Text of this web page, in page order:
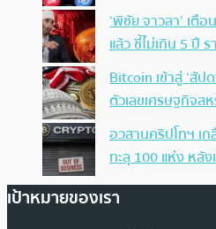
‘พิชัย จาวลา’ เตื
แล้ว ชี้ไม่เกิน 5 ปี
Bitcoin เข้าสู่ ‘สัป
ตัวเลขเศรษฐกิจส
อวสานคริปโทฯ เ
ทะลุ 100 แห่ง หลั
เป้าหมายของเรา